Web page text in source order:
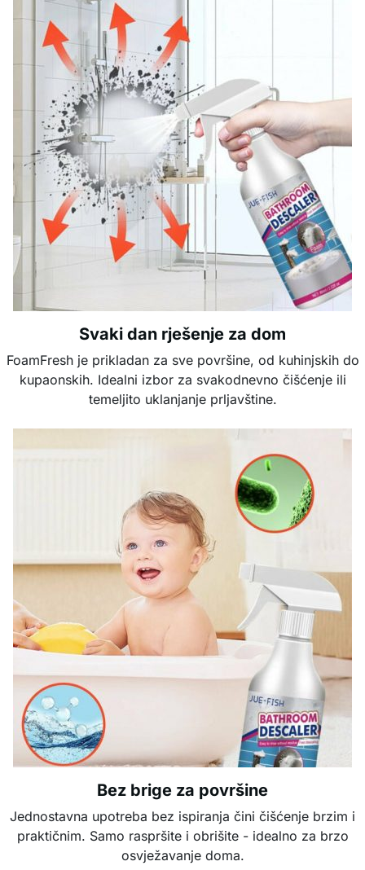
Svaki dan rješenje za dom
FoamFresh je prikladan za sve površine, od kuhinjskih do
kupaonskih. Idealni izbor za svakodnevno čišćenje ili
temeljito uklanjanje prljavštine.
Bez brige za površine
Jednostavna upotreba bez ispiranja čini čišćenje brzim i
praktičnim. Samo raspršite i obrišite - idealno za brzo
osvježavanje doma.